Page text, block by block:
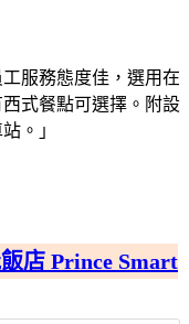
工服務態度佳，選用在
式餐點可選擇。附設
。」
店 Prince Smart